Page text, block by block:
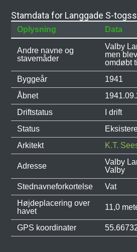
Stamdata for Langgade S-
Oplysning Data
Andre navne og
stavemåder
Valby
men
omdøbt
Byggeår
1941
Åbnet
Driftstatus
I drift
Status
Arkitekt
K.T.
Adresse
Valby
Valby
Stednavneforkortelse
Vat
Højdeplacering over
havet
11,0
GPS koordinater